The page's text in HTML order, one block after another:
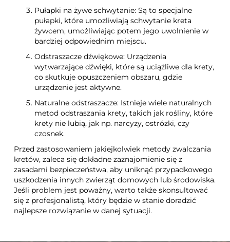
Pułapki na żywe schwytanie: Są to specjalne
pułapki, które umożliwiają schwytanie kreta
żywcem, umożliwiając potem jego uwolnienie w
bardziej odpowiednim miejscu.
Odstraszacze dźwiękowe: Urządzenia
wytwarzające dźwięki, które są uciążliwe dla krety,
co skutkuje opuszczeniem obszaru, gdzie
urządzenie jest aktywne.
Naturalne odstraszacze: Istnieje wiele naturalnych
metod odstraszania krety, takich jak rośliny, które
krety nie lubią, jak np. narcyzy, ostróżki, czy
czosnek.
Przed zastosowaniem jakiejkolwiek metody zwalczania
kretów, zaleca się dokładne zaznajomienie się z
zasadami bezpieczeństwa, aby uniknąć przypadkowego
uszkodzenia innych zwierząt domowych lub środowiska.
Jeśli problem jest poważny, warto także skonsultować
się z profesjonalistą, który będzie w stanie doradzić
najlepsze rozwiązanie w danej sytuacji.